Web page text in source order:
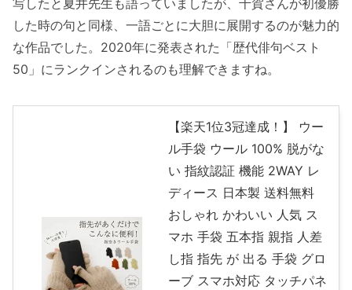
写したと夏井先生も語っていましたが、千賀さんが初優勝
した時の句と同様、一語ごとに大胆に展開するのが魅力的
な作品でした。2020年に発表された「歴代俳句ベスト
50」にランクインされるのも理解できますね。
【楽天1位3冠達成！】 ウー
ル手袋 ウール 100% 脱がな
い 指紋認証 機能 2WAY レ
ディース 日本製 送料無料
おしゃれ かわいい 人気 ス
マホ 手袋 五本指 親指 人差
し指 指先 が 出る 手袋 グロ
ーブ スマホ対応 タッチパネ